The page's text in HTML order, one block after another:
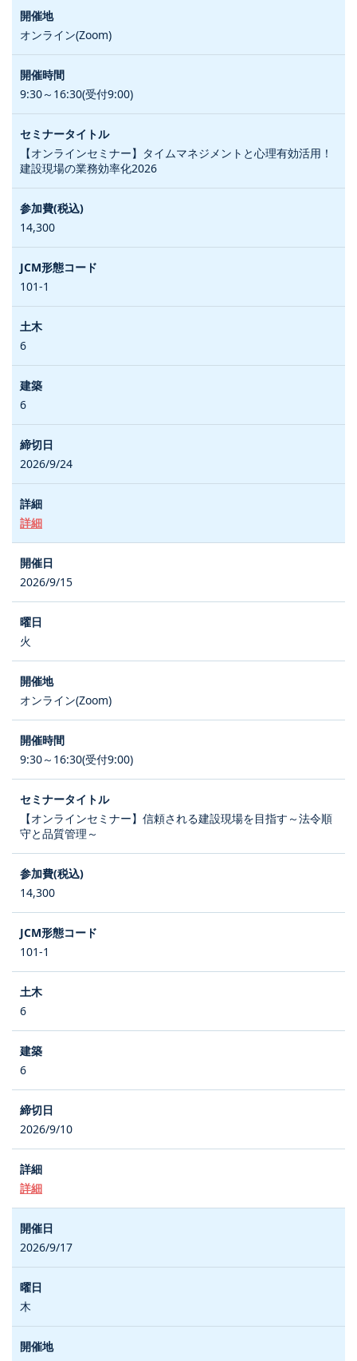
オンライン(Zoom)
9:30～16:30(受付9:00)
【オンラインセミナー】タイムマネジメントと心理有効活用！
建設現場の業務効率化2026
14,300
101-1
6
6
2026/9/24
詳細
2026/9/15
火
オンライン(Zoom)
9:30～16:30(受付9:00)
【オンラインセミナー】信頼される建設現場を目指す～法令順
守と品質管理～
14,300
101-1
6
6
2026/9/10
詳細
2026/9/17
木